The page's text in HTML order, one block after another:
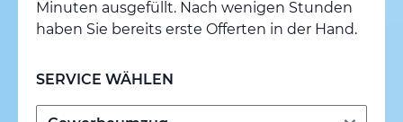
Minuten ausgefüllt. Nach wenigen Stunden
haben Sie bereits erste Offerten in der Hand.
SERVICE WÄHLEN